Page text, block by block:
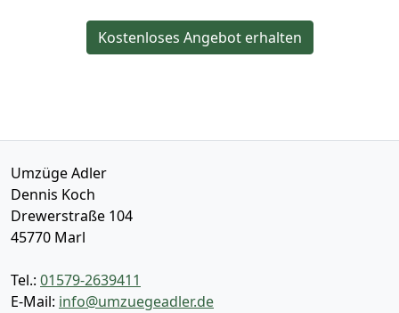
Kostenloses Angebot erhalten
Umzüge Adler
Dennis Koch
Drewerstraße 104
45770 Marl
Tel.: 01579-2639411
E-Mail: info@umzuegeadler.de